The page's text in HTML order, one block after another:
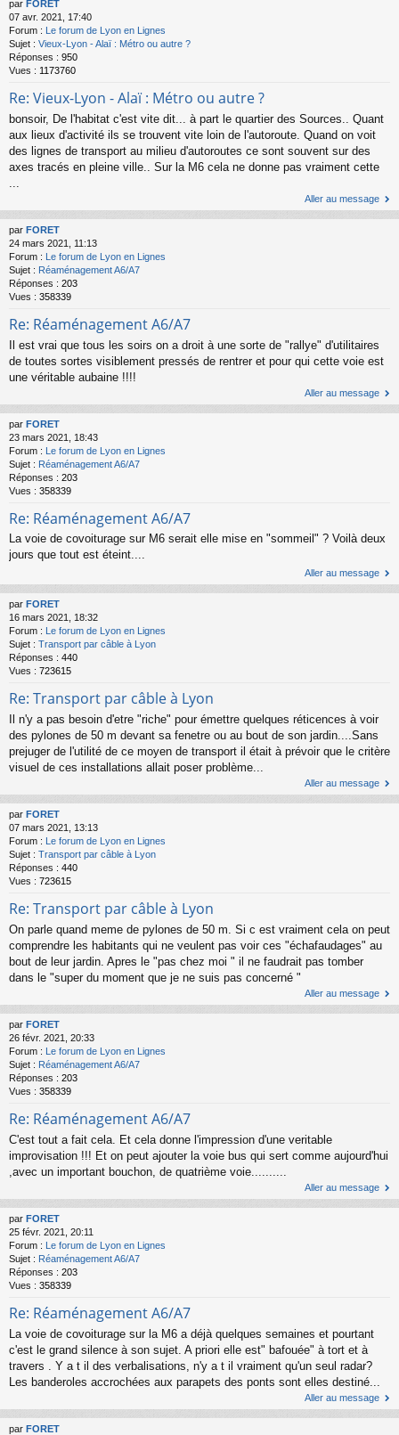
par FORET
07 avr. 2021, 17:40
Forum : Le forum de Lyon en Lignes
Sujet : Vieux-Lyon - Alaï : Métro ou autre ?
Réponses : 950
Vues : 1173760
Re: Vieux-Lyon - Alaï : Métro ou autre ?
bonsoir, De l'habitat c'est vite dit... à part le quartier des Sources.. Quant
aux lieux d'activité ils se trouvent vite loin de l'autoroute. Quand on voit
des lignes de transport au milieu d'autoroutes ce sont souvent sur des
axes tracés en pleine ville.. Sur la M6 cela ne donne pas vraiment cette
Aller au message
par FORET
24 mars 2021, 11:13
Forum : Le forum de Lyon en Lignes
Sujet : Réaménagement A6/A7
Réponses : 203
Vues : 358339
Re: Réaménagement A6/A7
Il est vrai que tous les soirs on a droit à une sorte de "rallye" d'utilitaires
de toutes sortes visiblement pressés de rentrer et pour qui cette voie est
une véritable aubaine !!!!
Aller au message
par FORET
23 mars 2021, 18:43
Forum : Le forum de Lyon en Lignes
Sujet : Réaménagement A6/A7
Réponses : 203
Vues : 358339
Re: Réaménagement A6/A7
La voie de covoiturage sur M6 serait elle mise en "sommeil" ? Voilà deux
jours que tout est éteint....
Aller au message
par FORET
16 mars 2021, 18:32
Forum :
Le forum de Lyon en Lignes
Sujet : Transport par câble à Lyon
Réponses : 440
Vues : 723615
Re: Transport par câble à Lyon
Il n'y a pas besoin d'etre "riche" pour émettre quelques réticences à voir
des pylones de 50 m devant sa fenetre ou au bout de son jardin....Sans
prejuger de l'utilité de ce moyen de transport il était à prévoir que le critère
visuel de ces installations allait poser problème...
Aller au message
par FORET
07 mars 2021, 13:13
Forum : Le forum de Lyon en Lignes
Sujet : Transport par câble à Lyon
Réponses : 440
Vues : 723615
Re: Transport par câble à Lyon
On parle quand meme de pylones de 50 m. Si c est vraiment cela on peut
comprendre les habitants qui ne veulent pas voir ces "échafaudages" au
bout de leur jardin. Apres le "pas chez moi " il ne faudrait pas tomber
dans le "super du moment que je ne suis pas concerné "
Aller au message
par FORET
26 févr. 2021, 20:33
Forum : Le forum de Lyon en Lignes
Sujet : Réaménagement A6/A7
Réponses : 203
Vues : 358339
Re: Réaménagement A6/A7
C'est tout a fait cela. Et cela donne l'impression d'une veritable
improvisation !!! Et on peut ajouter la voie bus qui sert comme aujourd'hui
,avec un important bouchon, de quatrième voie..........
Aller au message
par FORET
25 févr. 2021, 20:11
Forum : Le forum de Lyon en Lignes
Sujet : Réaménagement A6/A7
Réponses : 203
Vues : 358339
Re: Réaménagement A6/A7
La voie de covoiturage sur la M6 a déjà quelques semaines et pourtant
c'est le grand silence à son sujet. A priori elle est" bafouée" à tort et à
travers . Y a t il des verbalisations, n'y a t il vraiment qu'un seul radar?
Les banderoles accrochées aux parapets des ponts sont elles destiné...
Aller au message
par FORET